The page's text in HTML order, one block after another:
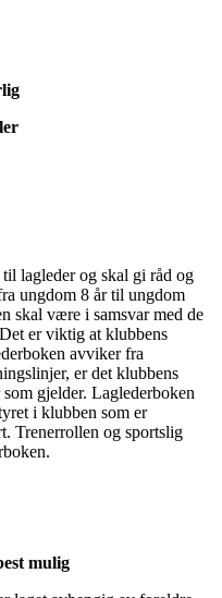
lagleder og skal gi råd og
ungdom 8 år til ungdom
skal være i samsvar med de
er viktig at klubbens
avviker fra
er det klubbens
gjelder. Laglederboken
i klubben som er
Trenerrollen og sportslig
mulig